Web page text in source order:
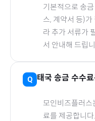
기본적으로 송
스, 계약서 등)
라 추가 서류가
서 안내해 드립
태국 송금 수수
모인비즈플러스
료를 제공합니